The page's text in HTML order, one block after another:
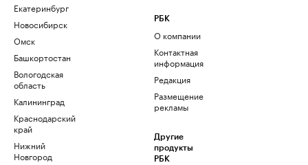
Екатеринбург
Новосибирск
Омск
Башкортостан
Вологодская
область
Калининград
Краснодарский
край
Нижний
Новгород
РБК
О компании
Контактная
информация
Редакция
Размещение
рекламы
Другие
продукты
РБК